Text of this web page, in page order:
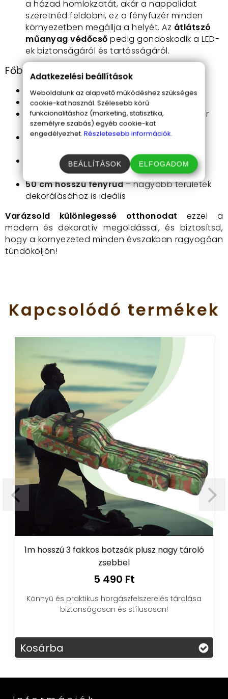
a házad homlokzatát, akár a nappalidat
szeretnéd feldobni, ez a fényfüzér minden
környezetben megállja a helyét. Az átlátszó
műanyag védőcső pedig gondoskodik a LED-
ek biztonságáról és tartósságáról.
Főbb jellemzők:
8 db fényrúd– dinamikus fényjátékkal
Színes RGB LED világítás
Sorolható kialakítás– max. 5 db fényfüzér
csatlakoztatható
Kültéri és beltéri használatra egyaránt
Hullócsillagra emlékeztető fényhatás –
egyedülálló vizuális élmény
50 cm hosszú fényrúd– nagyobb területek
dekorálásához is ideális
Varázsold különlegessé otthonodat ezzel a
modern és dekoratív megoldással, és biztosítsd,
hogy a környezeted minden évszakban ragyogóan
tündököljön!
Kapcsolódó termékek
1m hosszú 3 fakkos botzsák plusz nagy tároló
zsebbel
5 490 Ft
Könnyű és praktikus horgászfelszerelés tárolása
biztonságosan és stílusosan!
Kosárba
Adatkezelési beállítások
Weboldalunk az alapvető működéshez szükséges
cookie-kat használ. Szélesebb körű
funkcionalitáshoz (marketing, statisztika,
személyre szabás) egyéb cookie-kat
engedélyezhet. Részletesebb információk.
BEÁLLÍTÁSOK ELFOGADOM